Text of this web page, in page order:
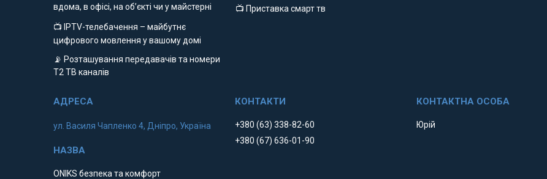
вдома, в офісі, на об’єкті чи у майстерні
📺 IPTV-телебачення – майбутнє
цифрового мовлення у вашому домі
📡 Розташування передавачів та номери
Т2 ТВ каналів
📺 Приставка смарт тв
ул. Василя Чапленко 4, Дніпро, Україна
ONIKS безпека та комфорт
+380 (63) 338-82-60
+380 (67) 636-01-90
Юрій